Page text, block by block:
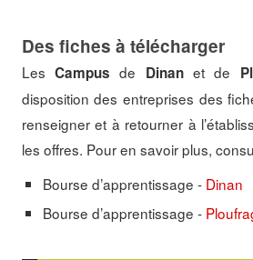
Des fiches à télécharger
Les Campus de Dinan et de
disposition des entreprises des
renseigner et à retourner à
les offres. Pour en savoir plus,
Bourse d’apprentissage - Dinan
Bourse d’apprentissage -